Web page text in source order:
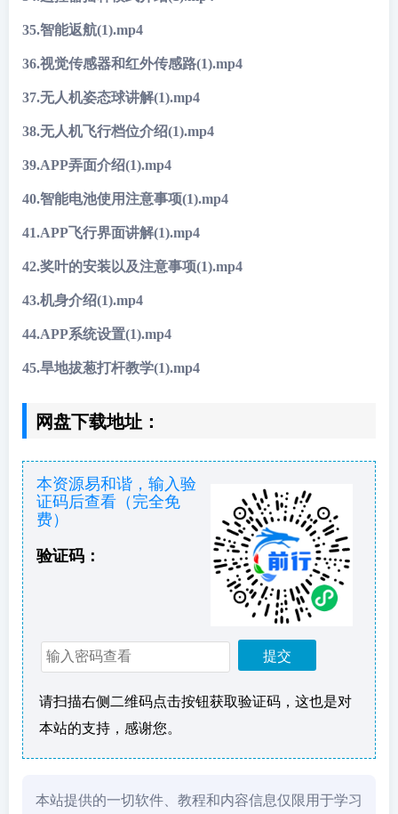
35.智能返航(1).mp4
36.视觉传感器和红外传感路(1).mp4
37.无人机姿态球讲解(1).mp4
38.无人机飞行档位介绍(1).mp4
39.APP弄面介绍(1).mp4
40.智能电池使用注意事项(1).mp4
41.APP飞行界面讲解(1).mp4
42.奖叶的安装以及注意事项(1).mp4
43.机身介绍(1).mp4
44.APP系统设置(1).mp4
45.旱地拔葱打杆教学(1).mp4
网盘下载地址：
本资源易和谐，输入验
证码后查看（完全免
费）
验证码：
请扫描右侧二维码点击按钮获取验证码，这也是对
本站的支持，感谢您。
本站提供的一切软件、教程和内容信息仅限用于学习